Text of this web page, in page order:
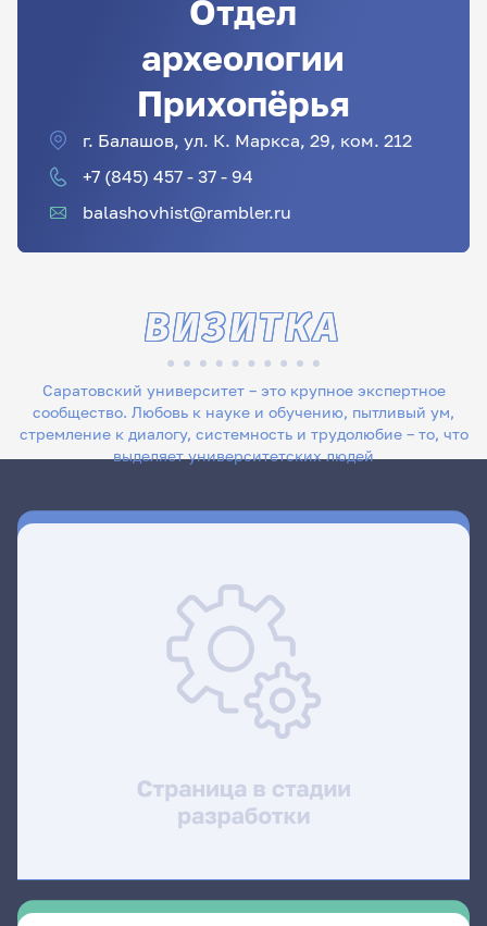
Отдел
археологии
Прихопёрья
г. Балашов, ул. К. Маркса, 29, ком. 212
+7 (845) 457 - 37 - 94
balashovhist@rambler.ru
Саратовский университет – это крупное экспертное
сообщество. Любовь к науке и обучению, пытливый ум,
стремление к диалогу, системность и трудолюбие – то, что
выделяет университетских людей
ВИЗИТКА